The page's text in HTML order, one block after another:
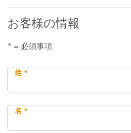
お客様の情報
* = 必須事項
姓 *
名 *